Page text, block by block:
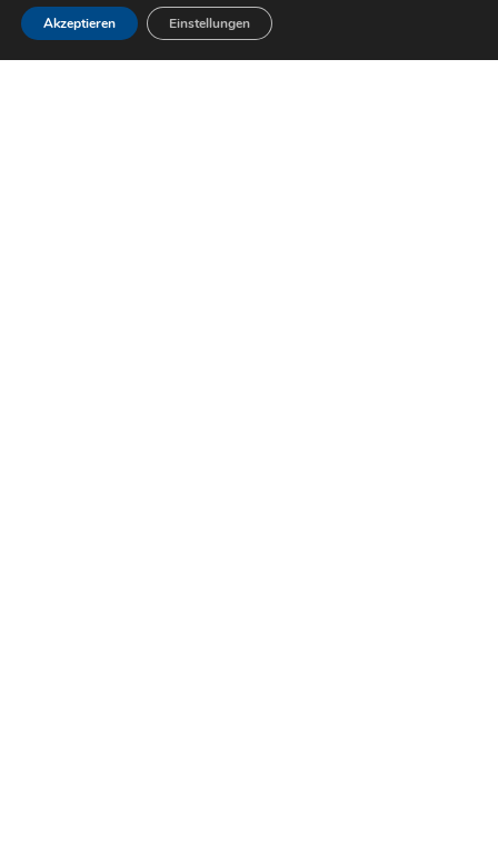
Maschinenbau Mobilität
Akzeptieren Einstellungen